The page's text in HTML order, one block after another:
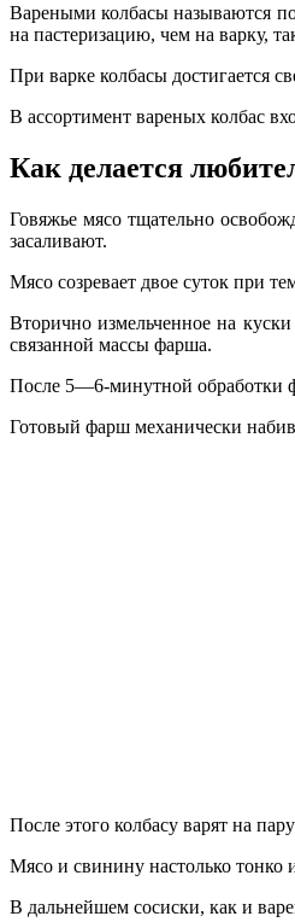
Вареными колбасы называются
на пастеризацию, чем на варку,
При варке колбасы достигается
В ассортимент вареных колбас
Как делается
Говяжье мясо тщательно
засаливают.
Мясо созревает двое суток при
Вторично измельченное на
связанной массы фарша.
После 5—6-минутной обработки
Готовый фарш механически
После этого колбасу варят на
Мясо и свинину настолько тонко
В дальнейшем сосиски, как и